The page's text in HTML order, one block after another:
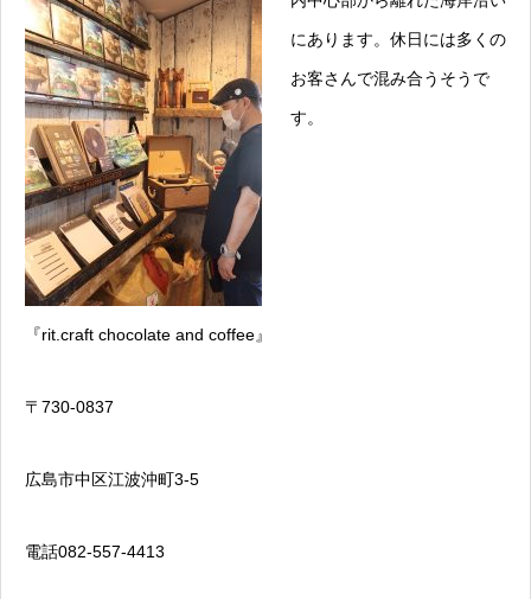
にあります。休日には多くの
お客さんで混み合うそうで
す。
『rit.craft chocolate and coffee』
〒730-0837
広島市中区江波沖町3-5
電話082-557-4413